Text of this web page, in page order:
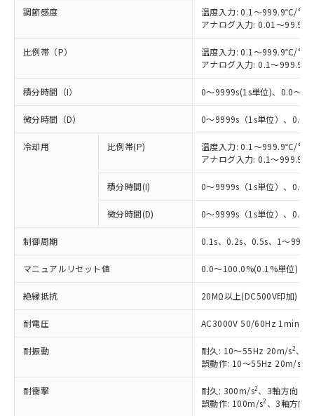
調節感度
温度入力: 0.1～999.9℃/°F
アナログ入力: 0.01～
比例帯（P）
温度入力: 0.1～999.9℃/°F
アナログ入力: 0.1～
積分時間（I） 0～9999s(1s単位)、0.0～
微分時間（D） 0～9999s（1s単位）、0.0
冷却用 比例帯(P)
温度入力: 0.1～999.9℃/°F
アナログ入力: 0.1～
積分時間(I) 0～9999s（1s単位）、0.0
微分時間(D) 0～9999s（1s単位）、0.0
制御周期 0.1s、0.2s、0.5s、1～99s
マニュアルリセット値 0.0～100.0%(0.1%単位)
絶縁抵抗 20MΩ以上(DC500V印加)
耐電圧 AC3000V 50/60Hz 1min (
耐振動 耐久: 10～55Hz 20m/s2、3
誤動作: 10～55Hz 20m/s
耐衝撃 耐久: 300m/s2、3軸方向 各
誤動作: 100m/s2 、3軸方向
ご利用条件
以下の条件をお読みいただき、同意のうえ
本サービスは、当社制御機器事業取扱
商品の当社在庫状況および標準価格
(税抜)を提供させていただくもので
※1 対応状況
対応済み：EU RoHS指令（10物質）の
非含有に対応した製品が提供可能な商品で
す。
対応予定：EU RoHS指令（10物質）の非含
有に対応した製品に切り替える予定のある
対応予定なし：EU RoHS指令（10物質）の
非含有の対応状況を調査中または確認中の